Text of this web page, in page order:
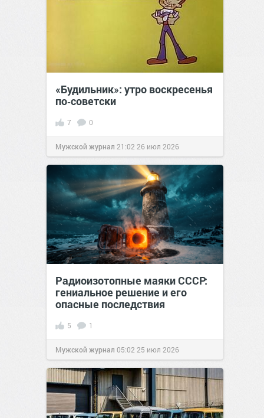
«Будильник»: утро воскресенья
по‑советски
7 0
Мужской журнал 21:02 26 июл 2026
Радиоизотопные маяки СССР:
гениальное решение и его
опасные последствия
5 1
Мужской журнал 05:02 25 июл 2026